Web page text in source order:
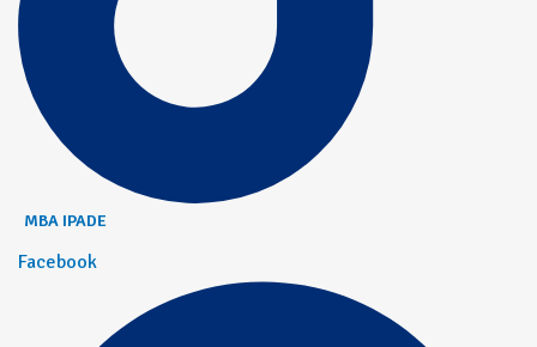
MBA IPADE
Facebook